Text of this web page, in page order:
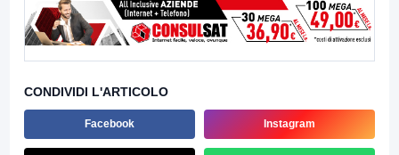
CONDIVIDI L'ARTICOLO
Facebook Instagram